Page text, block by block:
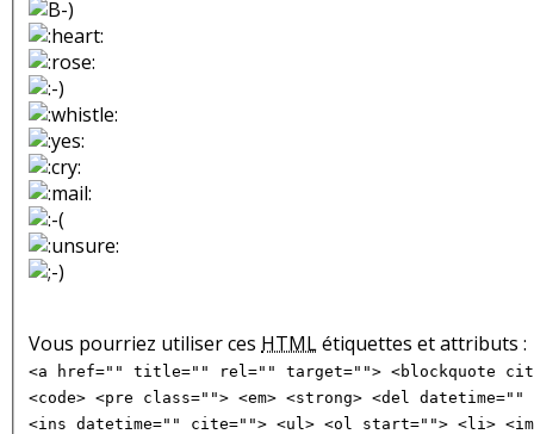
Vous pourriez utiliser ces HTMLétiquettes et attributs :
<a href="" title="" rel="" target=""> <blockquote
<code> <pre class=""> <em> <strong> <del
<ins datetime="" cite=""> <ul> <ol start=""> <li>